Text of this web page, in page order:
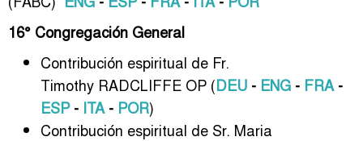
16° Congregación General
Contribución espiritual de Fr.
Timothy RADCLIFFE OP (DEU - ENG - FRA-
ESP- ITA- POR)
Contribución espiritual de Sr. Maria